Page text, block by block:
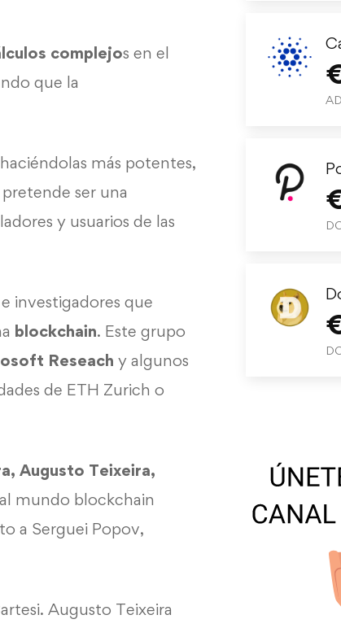
complejos en el
que la
haciéndolas más potentes,
ser una
y usuarios de las
investigadores que
blockchain. Este grupo
Reseach y algunos
de ETH Zurich o
Augusto Teixeira,
mundo blockchain
a Serguei Popov,
Augusto Teixeira